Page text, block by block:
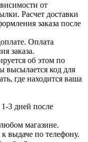
от
Расчет доставки
заказа после
Оплата
заказа.
об этом по
высылается код для
где находится ваша
3 дней после
магазине.
выдаче по телефону.